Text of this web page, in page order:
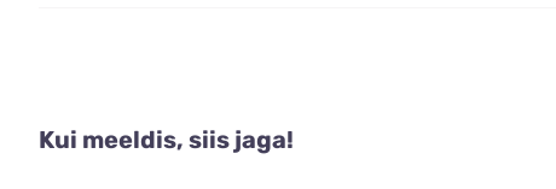
Kui meeldis, siis jaga!